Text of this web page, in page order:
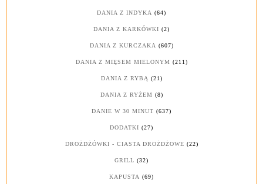
DANIA Z INDYKA (64)
DANIA Z KARKÓWKI (2)
DANIA Z KURCZAKA (607)
DANIA Z MIĘSEM MIELONYM (211)
DANIA Z RYBĄ (21)
DANIA Z RYŻEM (8)
DANIE W 30 MINUT (637)
DODATKI (27)
DROŻDŻÓWKI - CIASTA DROŻDŻOWE (22)
GRILL (32)
KAPUSTA (69)